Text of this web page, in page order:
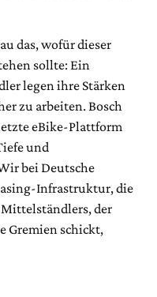
das, wofür dieser
sollte: Ein
legen ihre Stärken
zu arbeiten. Bosch
eBike-Plattform
und
bei Deutsche
Infrastruktur, die
der
Gremien schickt,